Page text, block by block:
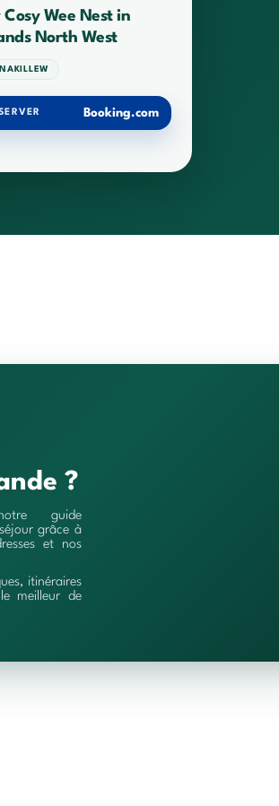
Wee Nest in
North West
Booking.com
?
guide
grâce à
et nos
itinéraires
meilleur de